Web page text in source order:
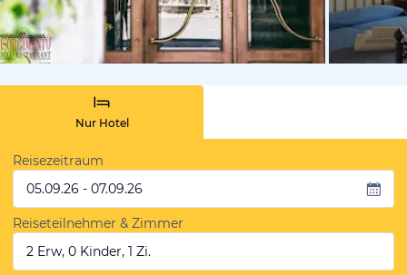
von
Nur Hotel
Reisezeitraum
05.09.26 - 07.09.26
Reiseteilnehmer & Zimmer
2 Erw, 0 Kinder, 1 Zi.